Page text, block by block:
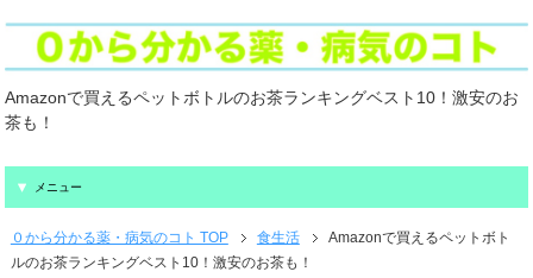
Amazonで買えるペットボトルのお茶ランキングベスト10！激安のお
茶も！
メニュー
０から分かる薬・病気のコト TOP 食生活
Amazonで買えるペットボト
ルのお茶ランキングベスト10！激安のお茶も！